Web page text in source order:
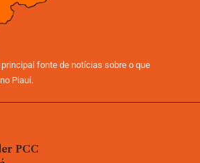
fonte de notícias sobre o que
Piauí.
PCC